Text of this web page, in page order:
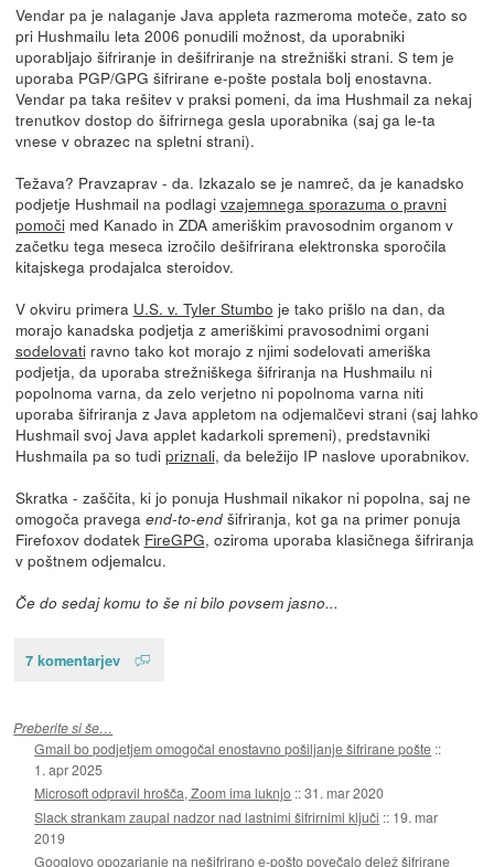
Vendar pa je nalaganje Java appleta razmeroma moteče, zato so
pri Hushmailu leta 2006 ponudili možnost, da uporabniki
uporabljajo šifriranje in dešifriranje na strežniški strani. S tem je
uporaba PGP/GPG šifrirane e-pošte postala bolj enostavna.
Vendar pa taka rešitev v praksi pomeni, da ima Hushmail za nekaj
trenutkov dostop do šifrirnega gesla uporabnika (saj ga le-ta
vnese v obrazec na spletni strani).
Težava? Pravzaprav - da. Izkazalo se je namreč, da je kanadsko
podjetje Hushmail na podlagi vzajemnega sporazuma o pravni
pomočimed Kanado in ZDA ameriškim pravosodnim organom v
začetku tega meseca izročilo dešifrirana elektronska sporočila
kitajskega prodajalca steroidov.
V okviru primera U.S. v. Tyler Stumbo je tako prišlo na dan, da
morajo kanadska podjetja z ameriškimi pravosodnimi organi
sodelovatiravno tako kot morajo z njimi sodelovati ameriška
podjetja, da uporaba strežniškega šifriranja na Hushmailu ni
popolnoma varna, da zelo verjetno ni popolnoma varna niti
uporaba šifriranja z Java appletom na odjemalčevi strani (saj lahko
Hushmail svoj Java applet kadarkoli spremeni), predstavniki
Hushmaila pa so tudi priznali, da beležijo IP naslove uporabnikov.
Skratka - zaščita, ki jo ponuja Hushmail nikakor ni popolna, saj ne
omogoča pravega end-to-endšifriranja, kot ga na primer ponuja
Firefoxov dodatek FireGPG, oziroma uporaba klasičnega šifriranja
v poštnem odjemalcu.
Če do sedaj komu to še ni bilo povsem jasno...
7 komentarjev
Preberite si še…
Gmail bo podjetjem omogočal enostavno pošiljanje šifrirane pošte ::
1. apr 2025
Microsoft odpravil hrošča, Zoom ima luknjo ::31. mar 2020
Slack strankam zaupal nadzor nad lastnimi šifrirnimi ključi :: 19. mar
2019
Googlovo opozarjanje na nešifrirano e-pošto povečalo delež šifrirane